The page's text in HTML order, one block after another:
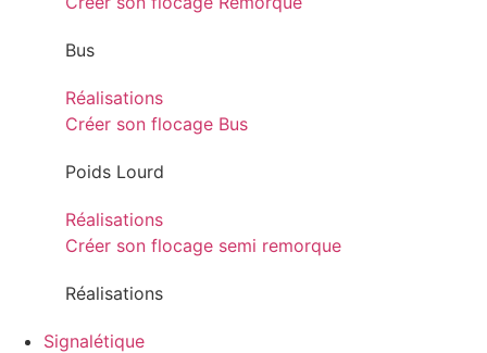
Bus
Réalisations
Créer son flocage Bus
Poids Lourd
Réalisations
Créer son flocage semi remorque
Réalisations
Signalétique